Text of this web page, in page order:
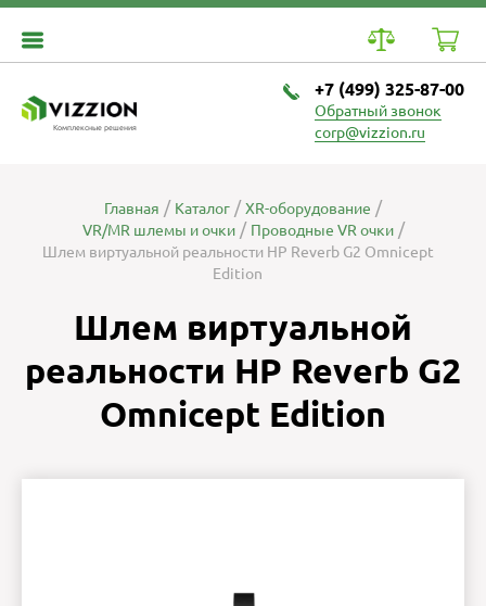
Комплексные решения
+7 (499) 325-87-00
Обратный звонок
corp@vizzion.ru
Главная Каталог
XR-оборудование
VR/MR шлемы и очки
Проводные VR очки
Шлем виртуальной реальности HP Reverb G2 Omnicept
Edition
Шлем виртуальной
реальности HP Reverb G2
Omnicept Edition